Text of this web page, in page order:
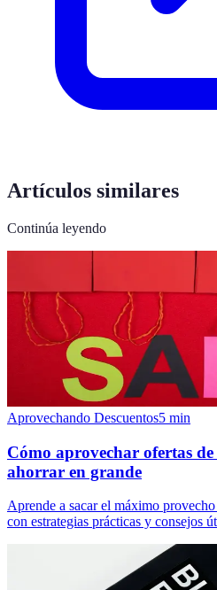
Artículos similares
Continúa leyendo
Aprovechando Descuentos5 min
Cómo aprovechar ofertas
ahorrar en grande
Aprende a sacar el máximo
con estrategias prácticas y consejos